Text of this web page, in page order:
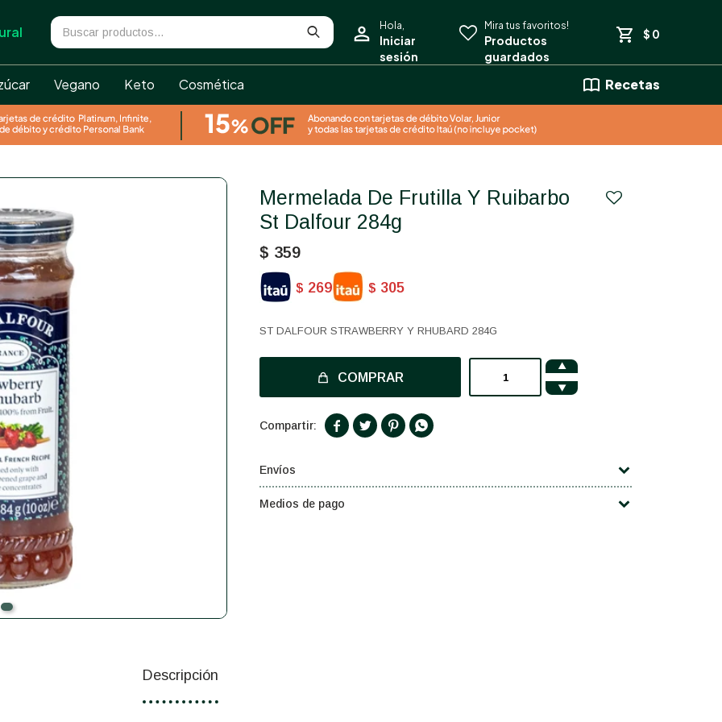
Vegano Keto Cosmética Recetas
$ 0
Mermelada De Frutilla Y Ruibarbo
St Dalfour 284g
$ 359
$ 269 $ 305
ST DALFOUR STRAWBERRY Y RHUBARD 284G
COMPRAR


   
Envíos
Medios de pago
Descripción